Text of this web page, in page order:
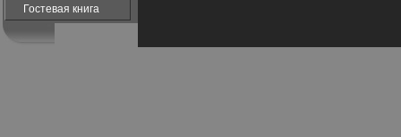
Гостевая книга